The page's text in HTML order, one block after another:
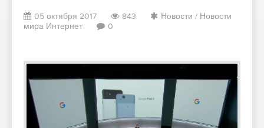
05 октября 2017 843 Новости / Новости
мира Интернет
0